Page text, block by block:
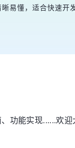
易懂，适合快速开
功能实现......欢